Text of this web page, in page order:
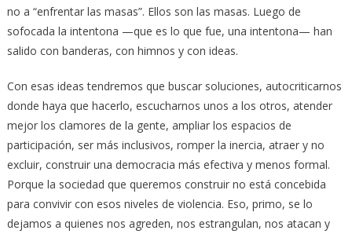
no a “enfrentar las masas”. Ellos son las masas. Luego de
sofocada la intentona —que es lo que fue, una intentona— han
salido con banderas, con himnos y con ideas.
Con esas ideas tendremos que buscar soluciones, autocriticarnos
donde haya que hacerlo, escucharnos unos a los otros, atender
mejor los clamores de la gente, ampliar los espacios de
participación, ser más inclusivos, romper la inercia, atraer y no
excluir, construir una democracia más efectiva y menos formal.
Porque la sociedad que queremos construir no está concebida
para convivir con esos niveles de violencia. Eso, primo, se lo
dejamos a quienes nos agreden, nos estrangulan, nos atacan y